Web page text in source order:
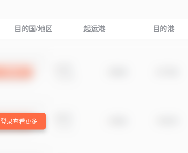
目的国/地区 起运港 目的港
登录查看更多